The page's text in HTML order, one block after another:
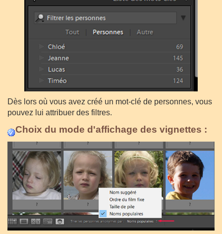
Dès lors où vous avez créé un mot-clé de personnes, vous
pouvez lui attribuer des filtres.
Choix du mode d'affichage des vignettes :